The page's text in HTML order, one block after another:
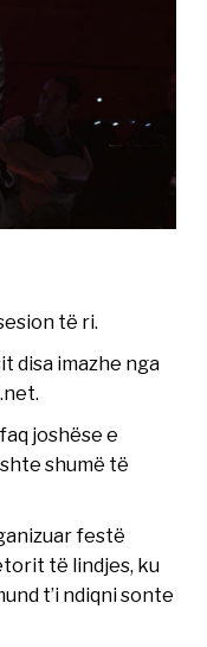
të ri.
disa imazhe nga
joshëse e
shumë të
festë
të lindjes, ku
t’i ndiqni sonte